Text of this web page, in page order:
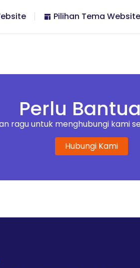
Pilihan Tema Website
Perlu
ragu untuk menghubungi kami
Hubungi Kami